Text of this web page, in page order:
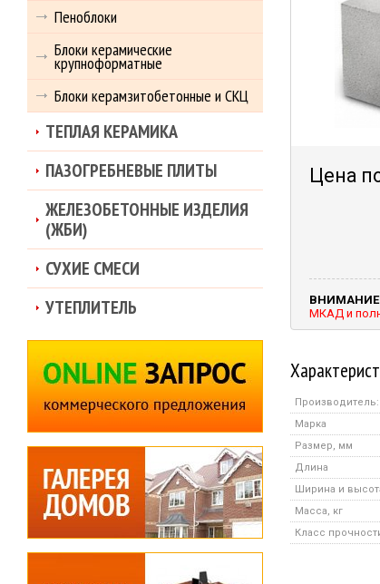
Цена
МКАД и
Производитель:
Марка
Размер, мм
Длина
Ширина и
Масса, кг
Класс
Пеноблоки
Блоки керамические
крупноформатные
Блоки керамзитобетонные и СКЦ
ТЕПЛАЯ КЕРАМИКА
ПАЗОГРЕБНЕВЫЕ ПЛИТЫ
ЖЕЛЕЗОБЕТОННЫЕ ИЗДЕЛИЯ
(ЖБИ)
СУХИЕ СМЕСИ
УТЕПЛИТЕЛЬ